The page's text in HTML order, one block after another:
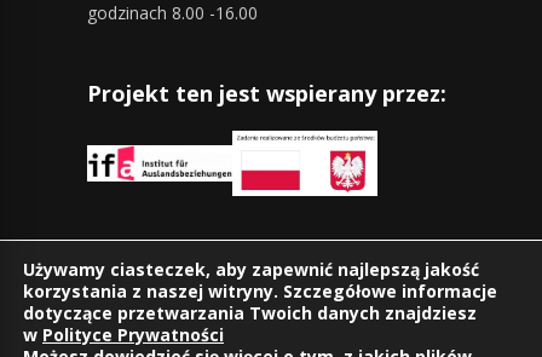
godzinach 8.00 -16.00
Projekt ten jest wspierany przez:
Znajdziesz nas również na:
Używamy ciasteczek, aby zapewnić najlepszą jakość
korzystania z naszej witryny. Szczegółowe informacje
dotyczące przetwarzania Twoich danych znajdziesz
w Polityce Prywatności